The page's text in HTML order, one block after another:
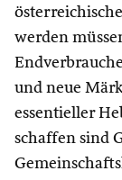
werden
und neue
essentieller
schaffen sind